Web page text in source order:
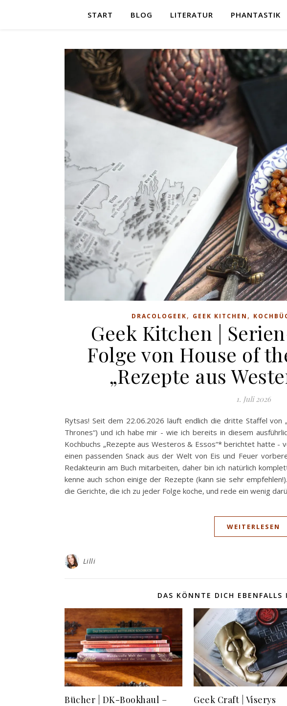
START BLOG LITERATUR PHANTASTIK
DRACOLOGEEK, GEEK KITCHEN ,
Geek Kitchen |
Folge von House of
„Rezepte aus
1. Juli 2026
Rytsas! Seit dem 22.06.2026 läuft endlich die dritte Staffel von
Thrones“) und ich habe mir - wie ich bereits in diesem
Kochbuchs „Rezepte aus Westeros & Essos“* berichtet hatte -
einen passenden Snack aus der Welt von Eis und Feuer
Redakteurin am Buch mitarbeiten, daher bin ich natürlich
kenne auch schon einige der Rezepte (kann sie sehr
die Gerichte, die ich zu jeder Folge koche, und rede ein wenig
WEITERLESEN
Lilli
DAS KÖNNTE DICH EBENFALLS
Bücher | DK-Bookhaul –
Geek Craft | Viserys